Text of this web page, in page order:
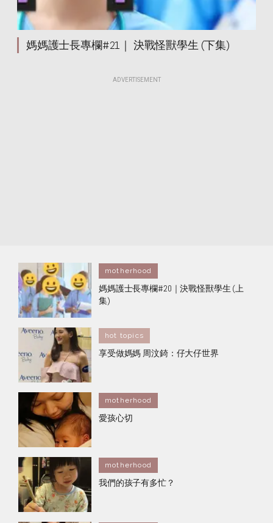
媽媽護士長專欄#21｜ 決戰怪獸學生 (下集)
ADVERTISEMENT
motherhood
媽媽護士長專欄#20｜決戰怪獸學生 (上
集)
hot topics
享受做媽媽 周汶錡：仔大仔世界
motherhood
愛孩心切
motherhood
我們的孩子有多忙？